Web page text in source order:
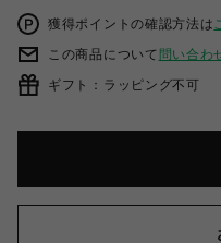
獲得ポイントの確認方法は
この商品について 問い合わ
ギフト：ラッピング不可